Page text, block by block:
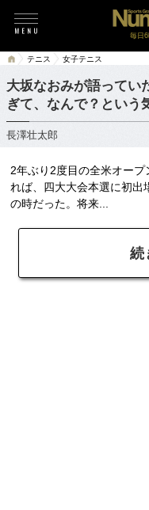
毎日
テニス 女子テニス
大坂なおみが語ってい
ぎて、なんで？という
長澤壮太郎
2年ぶり2度目の全米オー
れば、四大大会本選に初出
の時だった。将来...
続